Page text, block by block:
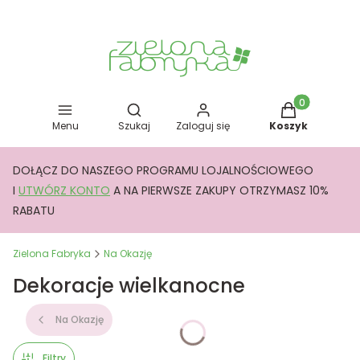
Menu
Otwórz wyszukiwarkę
Szukaj Zaloguj się
Produkty w
Koszyk
DOŁĄCZ DO NASZEGO PROGRAMU LOJALNOŚCIOWEGO
I UTWÓRZ KONTO A NA PIERWSZE ZAKUPY OTRZYMASZ 10%
RABATU
Zielona Fabryka Na Okazję
Dekoracje wielkanocne
Na Okazję